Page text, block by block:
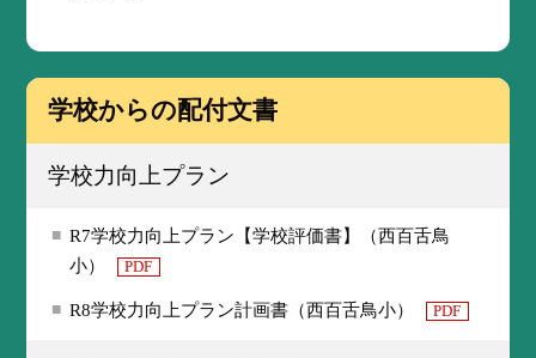
学校からの配付文書
学校力向上プラン
R7学校力向上プラン【学校評価書】（西百舌鳥
小）
PDF
R8学校力向上プラン計画書（西百舌鳥小） PDF